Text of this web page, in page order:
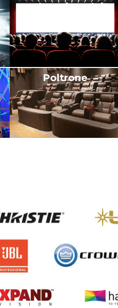
Schermi e telai
Poltrone